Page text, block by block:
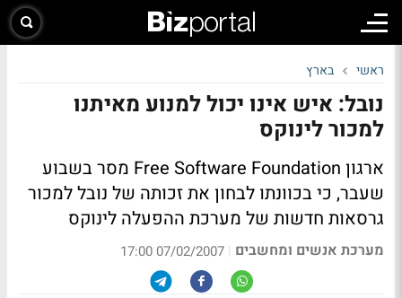
ראשי בארץ
נובל: איש אינו יכול למנוע מאיתנו
למכור לינוקס
ארגון Free Software Foundation מסר בשבוע
שעבר, כי בכוונתו לבחון את זכותה של נובל למכור
גרסאות חדשות של מערכת ההפעלה לינוקס
מערכת אנשים ומחשבים |
07/02/2007 17:00